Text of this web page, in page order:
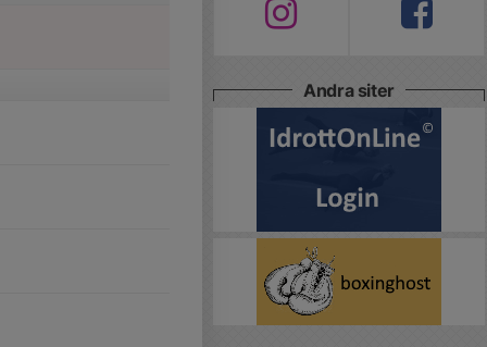
Andra siter